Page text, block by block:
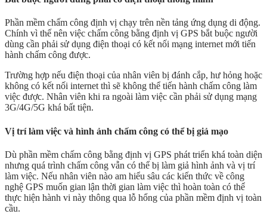
Phần mềm chấm công định vị chạy trên nền tảng ứng dụng di động.
Chính vì thế nên việc chấm công bằng định vị GPS bắt buộc người
dùng cần phải sử dụng điện thoại có kết nối mạng internet mới tiến
hành chấm công được.
Trường hợp nếu điện thoại của nhân viên bị đánh cắp, hư hỏng hoặc
không có kết nối internet thì sẽ không thể tiến hành chấm công làm
việc được. Nhân viên khi ra ngoài làm việc cần phải sử dụng mạng
3G/4G/5G khá bất tiện.
Vị trí làm việc và hình ảnh chấm công có thể bị giả mạo
Dù phần mềm chấm công bằng định vị GPS phát triển khá toàn diện
nhưng quá trình chấm công vẫn có thể bị làm giả hình ảnh và vị trí
làm việc. Nếu nhân viên nào am hiểu sâu các kiến thức về công
nghệ GPS muốn gian lận thời gian làm việc thì hoàn toàn có thể
thực hiện hành vi này thông qua lỗ hổng của phần mềm định vị toàn
cầu.